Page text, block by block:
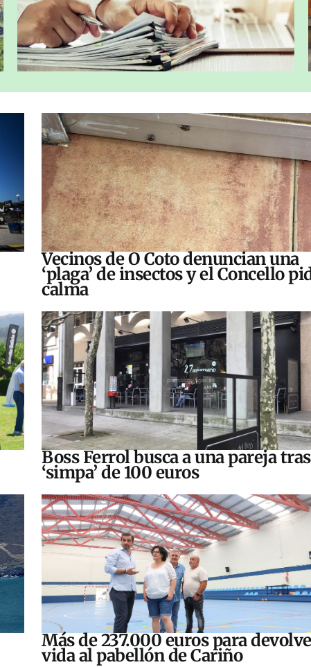
Vecinos de O Coto denuncian una
‘plaga’ de insectos y el Concello
calma
Boss Ferrol busca a una pareja
‘simpa’ de 100 euros
Más de 237.000 euros para
vida al pabellón de Cariño